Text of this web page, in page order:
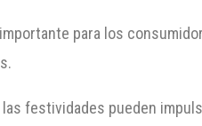
para los
festividades pueden